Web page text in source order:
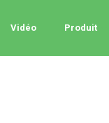
Vidéo Produit